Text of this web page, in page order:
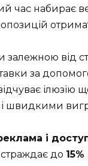
час набирає
залежною від
за
ілюзію
швидкими
і
до